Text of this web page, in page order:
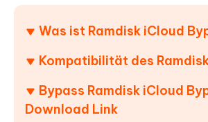
Was ist Ramdisk iCloud
Kompatibilität des
Bypass Ramdisk iCloud
Download Link